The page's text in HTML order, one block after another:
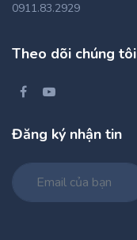
0911.83.2929
Theo dõi chúng tôi
Đăng ký nhận tin